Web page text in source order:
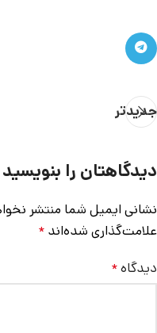
جدیدتر
دیدگاهتان را بنویسید
نشانی ایمیل شما منتشر
علامت‌گذاری شده‌اند *
دیدگاه*